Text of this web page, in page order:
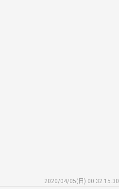
2020/04/05(日) 00:32:15.30